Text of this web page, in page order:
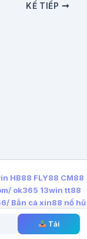
KẾ TIẾP
HB88 FLY88 CM88
ok365 13win tt88
Bắn cá xin88 nổ hũ
Tải